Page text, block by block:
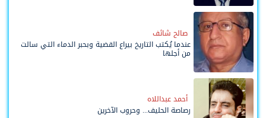
صالح شائف
عندما يُكتب التاريخ بيراع القضية وبحبر الدماء التي سالت
من أجلها
أحمد عبداللاه
رصاصة الحليف... وحروب الآخرين